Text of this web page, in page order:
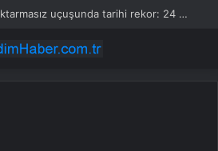
Dünyanın en uzun aktarmasız uçuşunda tarihi rekor: 24 saatten fazla havada kaldılar